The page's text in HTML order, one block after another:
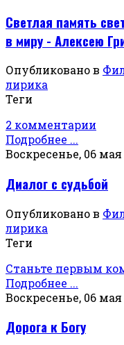
Светлая память
в миру - Алексею
Опубликовано в
лирика
Теги
2 комментарии
Подробнее ...
Воскресенье, 06 мая
Диалог с судьбой
Опубликовано в
лирика
Теги
Станьте первым
Подробнее ...
Воскресенье, 06 мая
Дорога к Богу